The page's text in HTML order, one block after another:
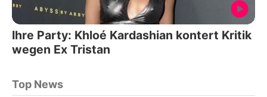
Ihre Party: Khloé Kardashian kontert Kritik
wegen Ex Tristan
Top News